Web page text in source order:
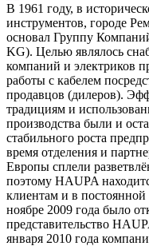
В 1961 году, в
инструментов, городе
основал Группу
KG). Целью являлось
компаний и электриков
работы с кабелем
продавцов (дилеров).
традициям и
производства были и
стабильного роста
время отделения и
Европы сплели
поэтому HAUPA
клиентам и в
ноябре 2009 года было
представительство
января 2010 года